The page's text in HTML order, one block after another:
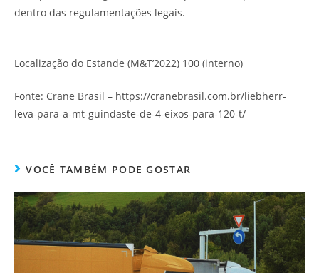
dentro das regulamentações legais.
Localização do Estande (M&T’2022) 100 (interno)
Fonte: Crane Brasil – https://cranebrasil.com.br/liebherr-
leva-para-a-mt-guindaste-de-4-eixos-para-120-t/
VOCÊ TAMBÉM PODE GOSTAR